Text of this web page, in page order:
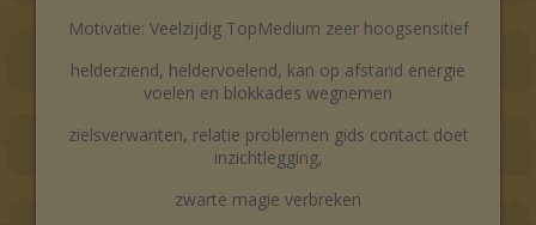
Motivatie: Veelzijdig TopMedium zeer hoogsensitief
helderziend, heldervoelend, kan op afstand energie
voelen en blokkades wegnemen
zielsverwanten, relatie problemen gids contact doet
inzichtlegging,
zwarte magie verbreken